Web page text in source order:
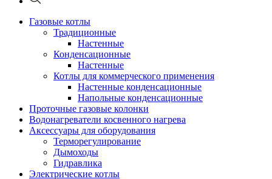
Газовые котлы
Традиционные
Настенные
Конденсационные
Настенные
Котлы для коммерческого применения
Настенные конденсационные
Напольные конденсационные
Проточные газовые колонки
Водонагреватели косвенного нагрева
Аксессуары для оборудования
Терморегулирование
Дымоходы
Гидравлика
Электрические котлы